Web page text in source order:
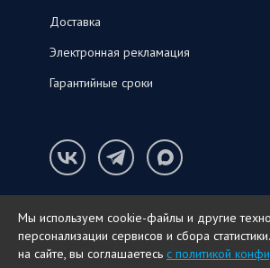
Доставка
Электронная рекламация
Гарантийные сроки
© ООО «СНК‑С», 2026
Мы используем cookie-файлы и другие
персонализации сервисов и сбора
на сайте, вы соглашаетесь с политикой
ПОЗВОНИТЬ